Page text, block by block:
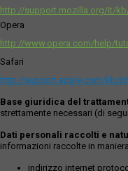
http://support.mozilla.org/it/
Opera
http://www.opera.com/help/
Safari
http://support.apple.com/kb/
Base giuridica del
strettamente necessari (di
Dati personali raccolti e
informazioni raccolte in
indirizzo internet